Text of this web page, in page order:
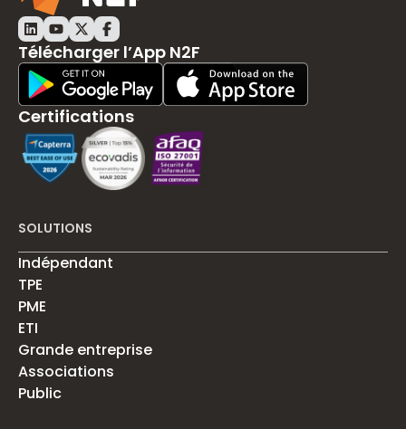
LinkedIn N2F
Youtube N2F
Twitter N2F
Facebook N2F
Télécharger l’App N2F
Play Store DownloadApp Store Download
Certifications
SOLUTIONS
Indépendant
TPE
PME
ETI
Grande entreprise
Associations
Public